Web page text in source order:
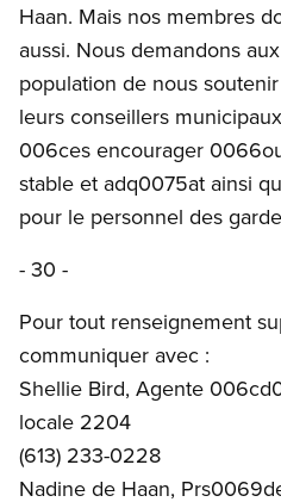
Haan. Mais nos membres
aussi. Nous demandons
population de nous
leurs conseillers
006ces encourager
stable et adq0075at ainsi
pour le personnel des
- 30 -
Pour tout renseignement
communiquer avec :
Shellie Bird, Agente
locale 2204
(613) 233-0228
Nadine de Haan,